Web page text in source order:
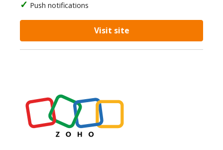
Push notifications
Visit site